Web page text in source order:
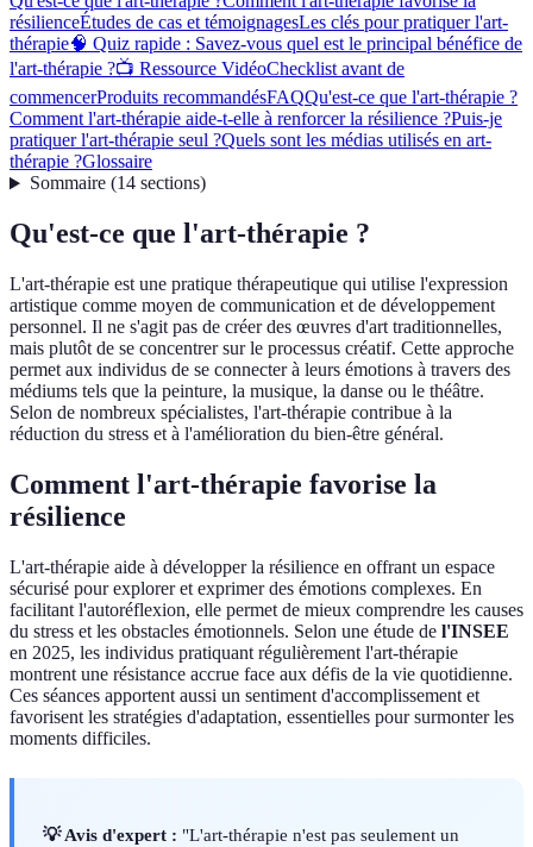
résilienceÉtudes de cas et témoignagesLes clés pour pratiquer l'art-
thérapie🧠 Quiz rapide : Savez-vous quel est le principal bénéfice de
l'art-thérapie ?📺 Ressource VidéoChecklist avant de
commencerProduits recommandésFAQQu'est-ce que l'art-thérapie ?
Comment l'art-thérapie aide-t-elle à renforcer la résilience ?Puis-je
pratiquer l'art-thérapie seul ?Quels sont les médias utilisés en art-
thérapie ?Glossaire
Sommaire(14 sections)
Qu'est-ce que l'art-thérapie ?
L'art-thérapie est une pratique thérapeutique qui utilise l'expression
artistique comme moyen de communication et de développement
personnel. Il ne s'agit pas de créer des œuvres d'art traditionnelles,
mais plutôt de se concentrer sur le processus créatif. Cette approche
permet aux individus de se connecter à leurs émotions à travers des
médiums tels que la peinture, la musique, la danse ou le théâtre.
Selon de nombreux spécialistes, l'art-thérapie contribue à la
réduction du stress et à l'amélioration du bien-être général.
Comment l'art-thérapie favorise la
résilience
L'art-thérapie aide à développer la résilience en offrant un espace
sécurisé pour explorer et exprimer des émotions complexes. En
facilitant l'autoréflexion, elle permet de mieux comprendre les causes
du stress et les obstacles émotionnels. Selon une étude de l'INSEE
en 2025, les individus pratiquant régulièrement l'art-thérapie
montrent une résistance accrue face aux défis de la vie quotidienne.
Ces séances apportent aussi un sentiment d'accomplissement et
favorisent les stratégies d'adaptation, essentielles pour surmonter les
moments difficiles.
💡 Avis d'expert : "L'art-thérapie n'est pas seulement un